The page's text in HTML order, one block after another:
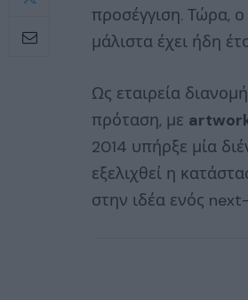
προσέγγιση. Τώρα,
μάλιστα έχει ήδη
Ως εταιρεία
πρόταση, με
2014 υπήρξε μία
εξελιχθεί η
στην ιδέα ενός